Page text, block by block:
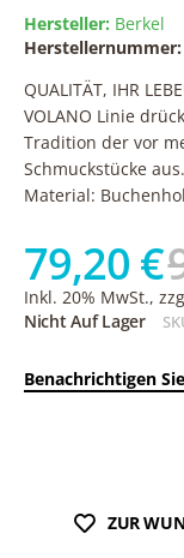
Hersteller: Berkel
Herstellernummer:
QUALITÄT, IHR
VOLANO Linie
Tradition der vor
Schmuckstücke
Material:
79,20 €
Inkl. 20% MwSt.,
Nicht Auf Lager
Benachrichtigen
ZUR
gallery